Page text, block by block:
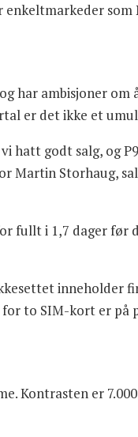
som
har ambisjoner
er det ikke et
hatt godt salg, og
Martin Storhaug,
fullt i 1,7 dager før
inneholder
to SIM-kort er på
Kontrasten er